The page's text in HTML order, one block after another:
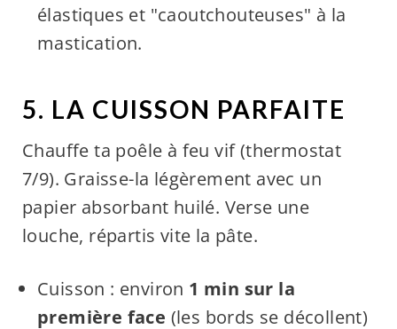
élastiques et "caoutchouteuses" à la
mastication.
5. LA CUISSON PARFAITE
Chauffe ta poêle à feu vif (thermostat
7/9). Graisse-la légèrement avec un
papier absorbant huilé. Verse une
louche, répartis vite la pâte.
Cuisson : environ 1 min sur la
première face (les bords se décollent)